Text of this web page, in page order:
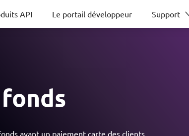
API Le portail développeur Support
avant un paiement carte des clients.